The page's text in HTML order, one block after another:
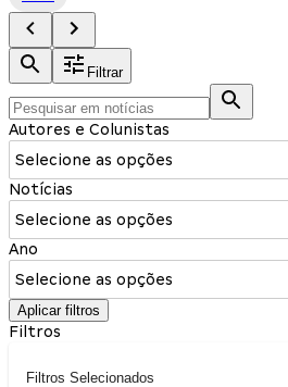
Filtrar
Autores e Colunistas
Selecione as opções
Notícias
Selecione as opções
Ano
Selecione as opções
Aplicar filtros
Filtros
Filtros Selecionados